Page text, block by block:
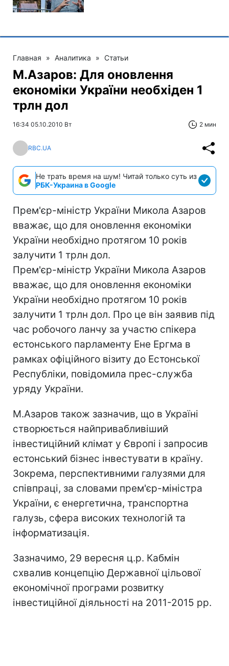
Главная » Аналитика » Статьи
М.Азаров: Для оновлення
економіки України необхіден 1
трлн дол
16:34 05.10.2010 Вт 2 мин
RBC.UA
Не трать время на шум! Читай только суть из
РБК-Украина в Google
Прем'єр-міністр України Микола Азаров
вважає, що для оновлення економіки
України необхідно протягом 10 років
залучити 1 трлн дол.
Прем'єр-міністр України Микола Азаров
вважає, що для оновлення економіки
України необхідно протягом 10 років
залучити 1 трлн дол. Про це він заявив під
час робочого ланчу за участю спікера
естонського парламенту Ене Ергма в
рамках офіційного візиту до Естонської
Республіки, повідомила прес-служба
уряду України.
М.Азаров також зазначив, що в Україні
створюється найпривабливіший
інвестиційний клімат у Європі і запросив
естонський бізнес інвестувати в країну.
Зокрема, перспективними галузями для
співпраці, за словами прем'єр-міністра
України, є енергетична, транспортна
галузь, сфера високих технологій та
інформатизація.
Зазначимо, 29 вересня ц.р. Кабмін
схвалив концепцію Державної цільової
економічної програми розвитку
інвестиційної діяльності на 2011-2015 рр.